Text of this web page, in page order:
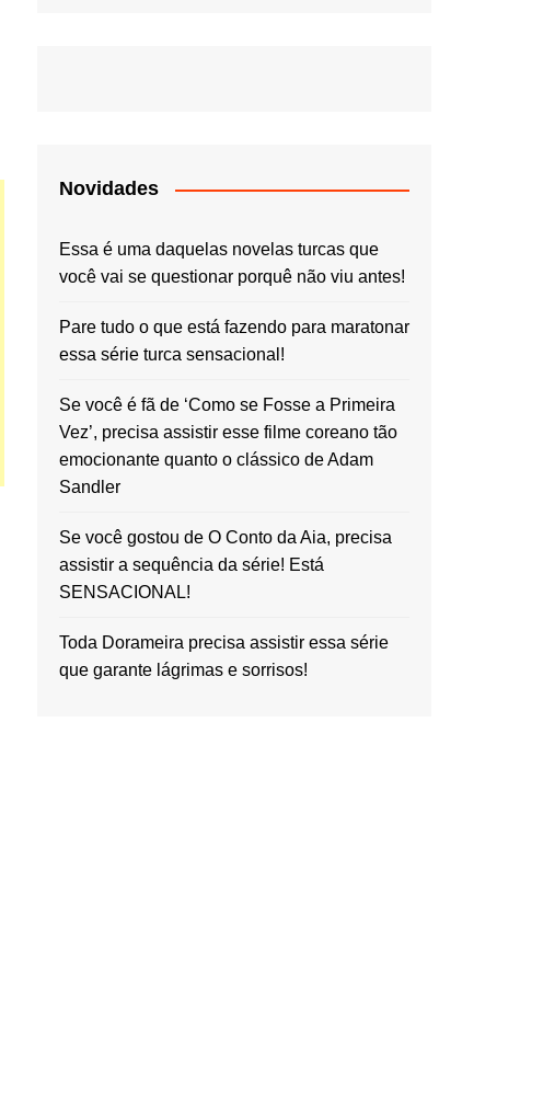
Novidades
Essa é uma daquelas novelas turcas que
você vai se questionar porquê não viu antes!
Pare tudo o que está fazendo para maratonar
essa série turca sensacional!
Se você é fã de ‘Como se Fosse a Primeira
Vez’, precisa assistir esse filme coreano tão
emocionante quanto o clássico de Adam
Sandler
Se você gostou de O Conto da Aia, precisa
assistir a sequência da série! Está
SENSACIONAL!
Toda Dorameira precisa assistir essa série
que garante lágrimas e sorrisos!